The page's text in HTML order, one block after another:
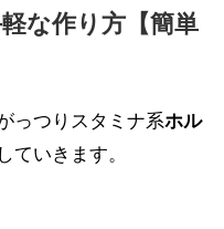
な作り方【簡単
っつりスタミナ系ホル
ていきます。